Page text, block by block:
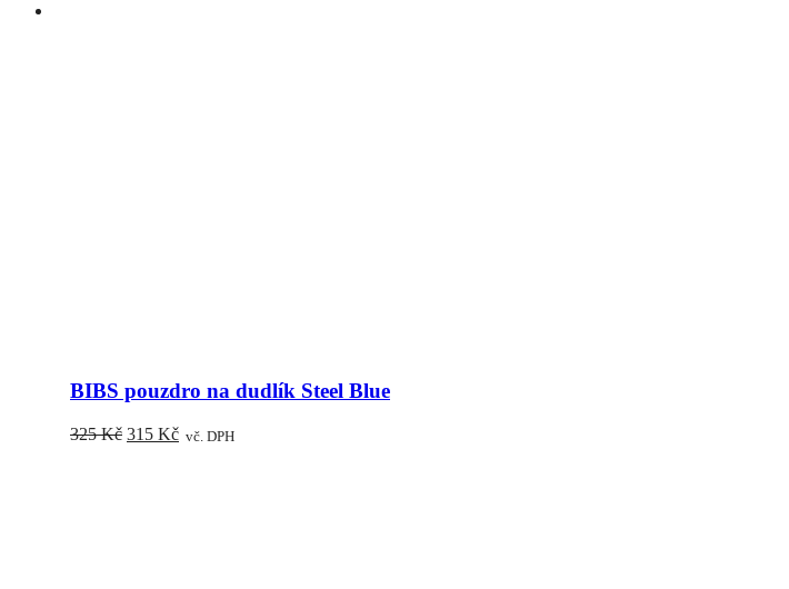
BIBS pouzdro na dudlík Steel Blue
325Kč Původní
315 KčAktuální
vč. DPH